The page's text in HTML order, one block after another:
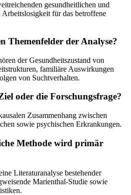
gesundheitlichen und
für das betroffene
Themenfelder der Analyse?
der Gesundheitszustand von
familiäre Auswirkungen
von Suchtverhalten.
oder die Forschungsfrage?
Zusammenhang zwischen
sowie psychischen Erkrankungen.
Methode wird primär
Literaturanalyse bestehender
Marienthal-Studie sowie